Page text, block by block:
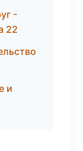
-
22
и